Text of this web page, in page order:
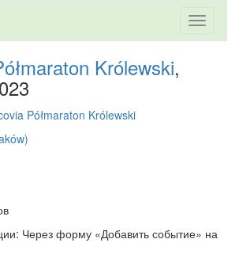
Toggle
Królewski,
Półmaraton Królewski
Через форму «Добавить событие» на